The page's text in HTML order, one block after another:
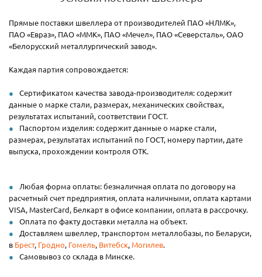
Прямые поставки швеллера от производителей ПАО «НЛМК»,
ПАО «Евраз», ПАО «ММК», ПАО «Мечел», ПАО «Северсталь», ОАО
«Белорусский металлургический завод».
Каждая партия сопровождается:
Сертификатом качества завода-производителя: содержит
данные о марке стали, размерах, механических свойствах,
результатах испытаний, соответствии ГОСТ.
Паспортом изделия: содержит данные о марке стали,
размерах, результатах испытаний по ГОСТ, номеру партии, дате
выпуска, прохождении контроля ОТК.
Любая форма оплаты: безналичная оплата по договору на
расчетный счет предприятия, оплата наличными, оплата картами
VISA, MasterCard, Белкарт в офисе компании, оплата в рассрочку.
Оплата по факту доставки металла на объект.
Доставляем швеллер, транспортом металлобазы, по Беларуси,
в Брест, Гродно, Гомель, Витебск, Могилев.
Самовывоз со склада в Минске.